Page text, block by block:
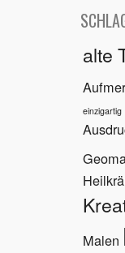
alte
einzigartig
Malen